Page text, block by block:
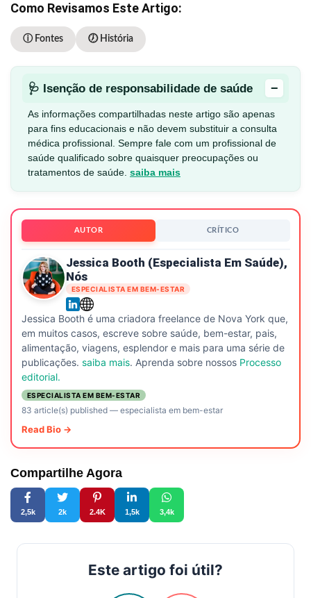
Como Revisamos Este Artigo:
ⓘ Fontes 🕖 História
🩺 Isenção de responsabilidade de saúde −
As informações compartilhadas neste artigo são apenas
para fins educacionais e não devem substituir a consulta
médica profissional. Sempre fale com um profissional de
saúde qualificado sobre quaisquer preocupações ou
tratamentos de saúde. saiba mais
AUTOR CRÍTICO
Jessica Booth (especialista Em Saúde),
Nós
ESPECIALISTA EM BEM-ESTAR
Jessica Booth é uma criadora freelance de Nova York que,
em muitos casos, escreve sobre saúde, bem-estar, pais,
alimentação, viagens, esplendor e mais para uma série de
publicações. saiba mais. Aprenda sobre nossos Processo
editorial.
ESPECIALISTA EM BEM-ESTAR
83 article(s) published— especialista em bem-estar
Read Bio →
Compartilhe Agora
2,5k 2k 2.4K 1,5k 3,4k
Este artigo foi útil?